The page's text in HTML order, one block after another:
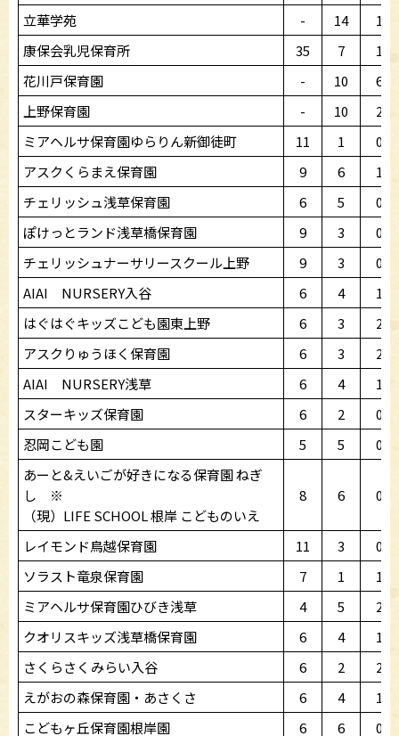
立華学苑
- 14
1
康保会乳児保育所
35 7
1
花川戸保育園
- 10
6
上野保育園
- 10
2
ミアヘルサ保育園ゆらりん新御徒町
11 1
0
アスクくらまえ保育園
9 6
1
チェリッシュ浅草保育園
6 5
0
ぽけっとランド浅草橋保育園
9 3
0
チェリッシュナーサリースクール上野
9 3
0
AIAI NURSERY入谷
6 4
1
はぐはぐキッズこども園東上野
6 3
2
アスクりゅうほく保育園
6 3
2
AIAI NURSERY浅草
6 4
1
スターキッズ保育園
6 2
0
忍岡こども園
5 5
0
あーと&えいごが好きになる保育園 ねぎ
し ※
（現）LIFE SCHOOL 根岸 こどものいえ
8 6 0
レイモンド鳥越保育園 11 3
0
ソラスト竜泉保育園
7 1
1
ミアヘルサ保育園ひびき浅草
4 5
2
クオリスキッズ浅草橋保育園
6 4
1
さくらさくみらい入谷
6 2
2
えがおの森保育園・あさくさ
6 4
1
こどもヶ丘保育園根岸園
6 6 0